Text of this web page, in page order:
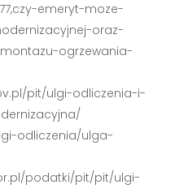
emeryt-moze-
oraz-
ogrzewania-
pit/ulgi-odliczenia-i-
odliczenia/ulga-
podatki/pit/pit/ulgi-